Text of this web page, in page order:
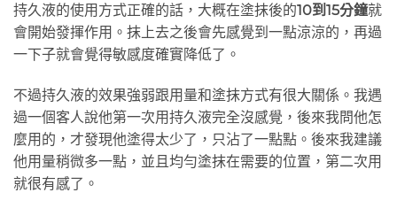
持久液的使用方式正確的話，大概在塗抹後的10到15分鐘就
會開始發揮作用。抹上去之後會先感覺到一點涼涼的，再過
一下子就會覺得敏感度確實降低了。
不過持久液的效果強弱跟用量和塗抹方式有很大關係。我遇
過一個客人說他第一次用持久液完全沒感覺，後來我問他怎
麼用的，才發現他塗得太少了，只沾了一點點。後來我建議
他用量稍微多一點，並且均勻塗抹在需要的位置，第二次用
就很有感了。